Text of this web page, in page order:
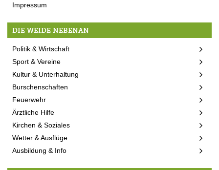
Impressum
DIE WEIDE NEBENAN
Politik & Wirtschaft
Sport & Vereine
Kultur & Unterhaltung
Burschenschaften
Feuerwehr
Ärztliche Hilfe
Kirchen & Soziales
Wetter & Ausflüge
Ausbildung & Info